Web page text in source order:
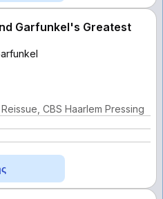
Garfunkel's Greatest
CBS Haarlem Pressing